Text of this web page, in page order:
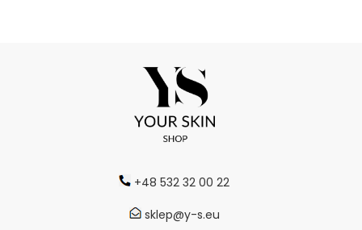
+48 532 32 00 22
sklep@y-s.eu